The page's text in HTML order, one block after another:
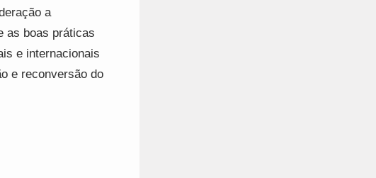
a
as boas práticas
e internacionais
e reconversão do